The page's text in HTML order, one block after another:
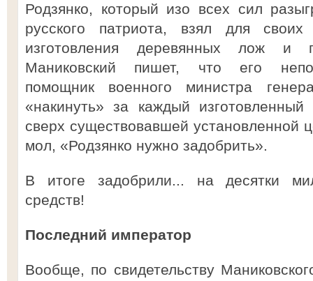
Родзянко, который изо всех сил
русского патриота, взял для
изготовления деревянных лож и
Маниковский пишет, что его
помощник военного министра
«накинуть» за каждый
сверх существовавшей установленной
мол, «Родзянко нужно задобрить».
В итоге задобрили... на десятки
средств!
Последний император
Вообще, по свидетельству